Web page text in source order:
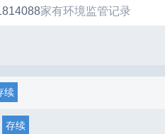
家有环境监管记录
续
存续